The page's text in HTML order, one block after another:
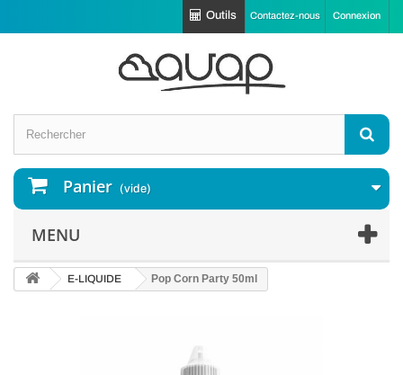
Connexion
Contactez-nous
Outils
Panier (vide)
MENU
E-LIQUIDE Pop Corn Party 50ml